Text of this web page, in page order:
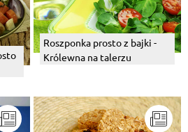
Roszponka prosto z bajki -
Królewna na talerzu